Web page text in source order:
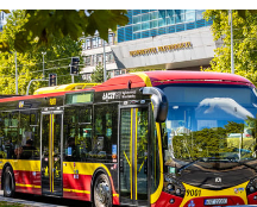
Kliknij, aby powiększyć